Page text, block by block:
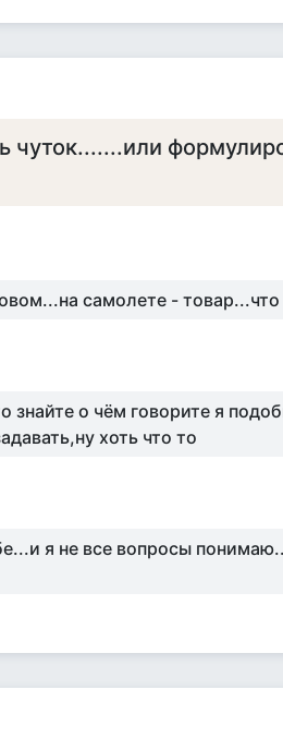
чуток.......или
самолете - товар...что
знайте о чём говорите я
хоть что то
я не все вопросы